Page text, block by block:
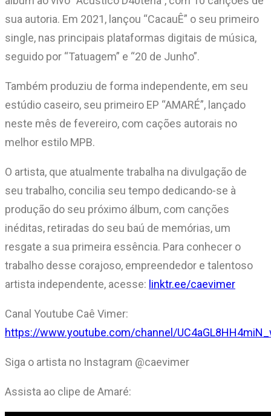
sua autoria. Em 2021, lançou “CacauÊ” o seu primeiro
single, nas principais plataformas digitais de música,
seguido por “Tatuagem” e “20 de Junho”.
Também produziu de forma independente, em seu
estúdio caseiro, seu primeiro EP “AMARÉ”, lançado
neste mês de fevereiro, com cações autorais no
melhor estilo MPB.
O artista, que atualmente trabalha na divulgação de
seu trabalho, concilia seu tempo dedicando-se à
produção do seu próximo álbum, com canções
inéditas, retiradas do seu baú de memórias, um
resgate a sua primeira essência. Para conhecer o
trabalho desse corajoso, empreendedor e talentoso
artista independente, acesse: linktr.ee/caevimer
Canal Youtube Caê Vimer:
https://www.youtube.com/channel/
Siga o artista no Instagram @caevimer
Assista ao clipe de Amaré: